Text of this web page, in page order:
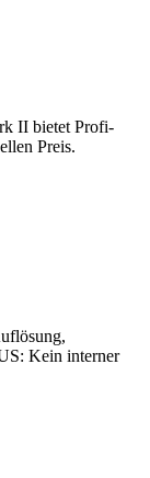
II bietet Profi-
Preis.
Kein interner